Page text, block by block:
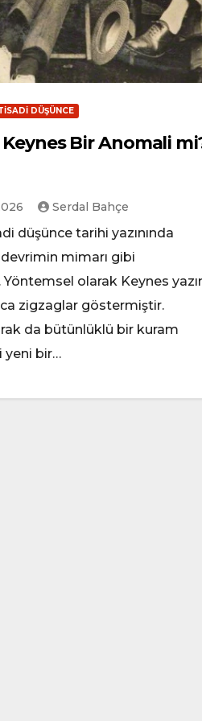
DÜŞÜNCE
Bir Anomali
Serdal Bahçe
düşünce tarihi yazınında
mimarı gibi
Yöntemsel olarak Keynes
zigzaglar göstermiştir.
da bütünlüklü bir kuram
yeni bir…